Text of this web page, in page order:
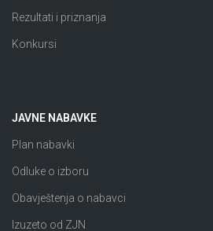
Rezultati i priznanja
Konkursi
JAVNE NABAVKE
Plan nabavki
Odluke o izboru
Obavještenja o nabavci
Izuzeto od ZJN